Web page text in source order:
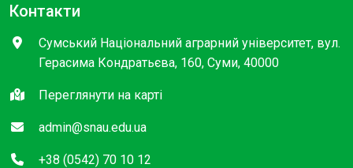
Контакти
Сумський Національний аграрний університет, вул.
Герасима Кондратьєва, 160, Суми, 40000
Переглянути на карті
admin@snau.edu.ua
+38 (0542) 70 10 12